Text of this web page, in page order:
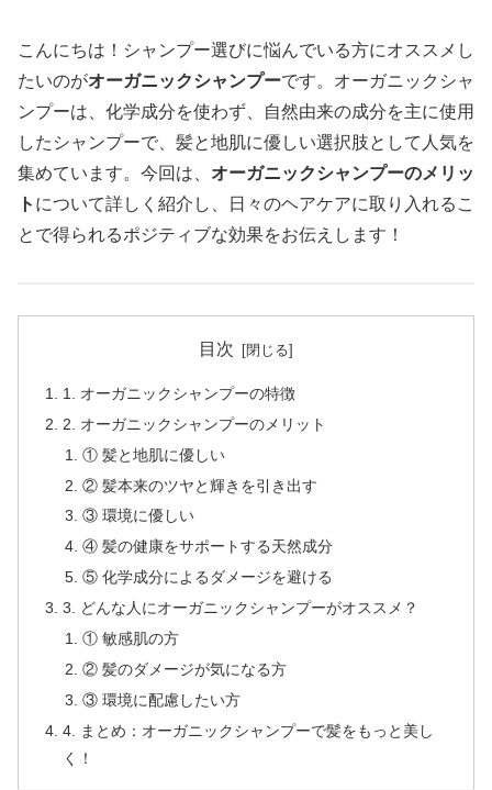
こんにちは！シャンプー選びに悩んでいる方にオススメし
たいのがオーガニックシャンプーです。オーガニックシャ
ンプーは、化学成分を使わず、自然由来の成分を主に使用
したシャンプーで、髪と地肌に優しい選択肢として人気を
集めています。今回は、 オーガニックシャンプーのメリッ
ト について詳しく紹介し、日々のヘアケアに取り入れるこ
とで得られるポジティブな効果をお伝えします！
目次
1. オーガニックシャンプーの特徴
2. オーガニックシャンプーのメリット
① 髪と地肌に優しい
② 髪本来のツヤと輝きを引き出す
③ 環境に優しい
④ 髪の健康をサポートする天然成分
⑤ 化学成分によるダメージを避ける
3. どんな人にオーガニックシャンプーがオススメ？
① 敏感肌の方
② 髪のダメージが気になる方
③ 環境に配慮したい方
4. まとめ：オーガニックシャンプーで髪をもっと美し
く！